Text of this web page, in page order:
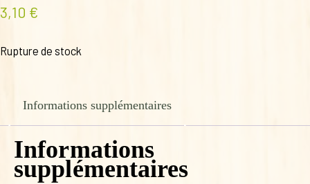
3,10 €
Rupture de stock
Informations supplémentaires
Informations
supplémentaires